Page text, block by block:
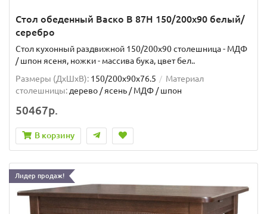
Стол обеденный Васко В 87Н 150/200х90 белый/
серебро
Стол кухонный раздвижной 150/200х90 столешница - МДФ
/ шпон ясеня, ножки - массива бука, цвет бел..
Размеры (ДхШxВ): 150/200х90х76.5
Материал
столешницы: дерево / ясень / МДФ / шпон
50467р.
В корзину
Лидер продаж!